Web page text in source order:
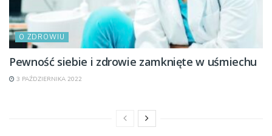
O ZDROWIU
Pewność siebie i zdrowie zamknięte w uśmiechu
3 PAŹDZIERNIKA 2022